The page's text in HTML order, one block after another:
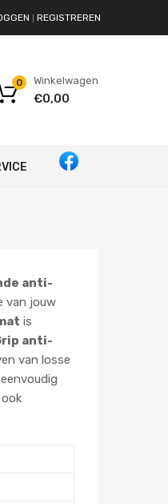
REGISTREREN
Winkelwagen
€0,00
0
anti-
van jouw
is
anti-
van losse